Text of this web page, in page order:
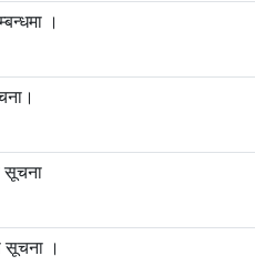
।
सूचना
सूचना ।